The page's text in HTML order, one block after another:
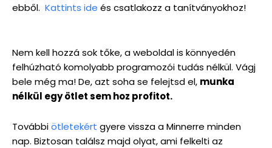
ebből. Kattints ide és csatlakozz a tanítványokhoz!
Nem kell hozzá sok tőke, a weboldal is könnyedén
felhúzható komolyabb programozói tudás nélkül. Vágj
bele még ma! De, azt soha se felejtsd el, munka
nélkül egy ötlet sem hoz profitot.
Továbbiötletekért gyere vissza a Minnerre minden
nap. Biztosan találsz majd olyat, ami felkelti az